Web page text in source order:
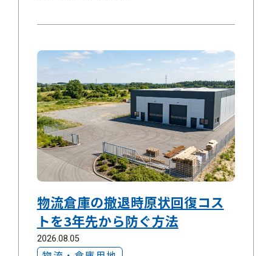
物流倉庫の撤退時原状回復コス
トを3年先から防ぐ方法
2026.08.05